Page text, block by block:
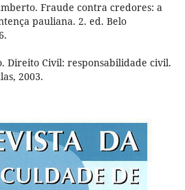
Fraude contra credores: a
pauliana. 2. ed. Belo
Direito Civil: responsabilidade civil.
2003.